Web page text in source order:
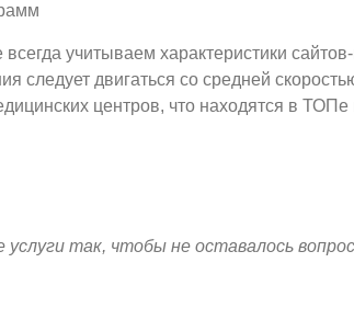
учитываем характеристики
следует двигаться со средней
центров, что находятся в
так, чтобы не оставалось